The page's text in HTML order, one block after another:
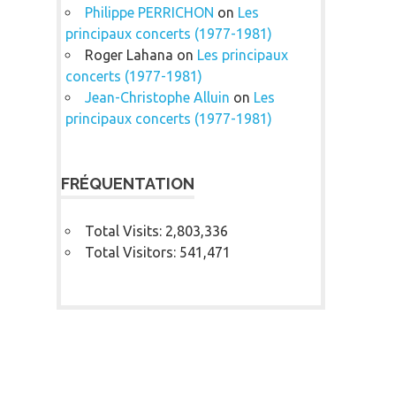
Philippe PERRICHON on Les
principaux concerts (1977-1981)
Roger Lahana on Les principaux
concerts (1977-1981)
Jean-Christophe Alluin on Les
principaux concerts (1977-1981)
FRÉQUENTATION
Total Visits: 2,803,336
Total Visitors: 541,471